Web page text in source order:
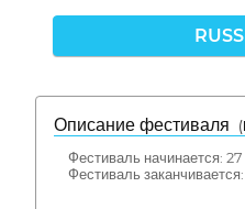
Описание фестиваля
Фестиваль начинается:
Фестиваль